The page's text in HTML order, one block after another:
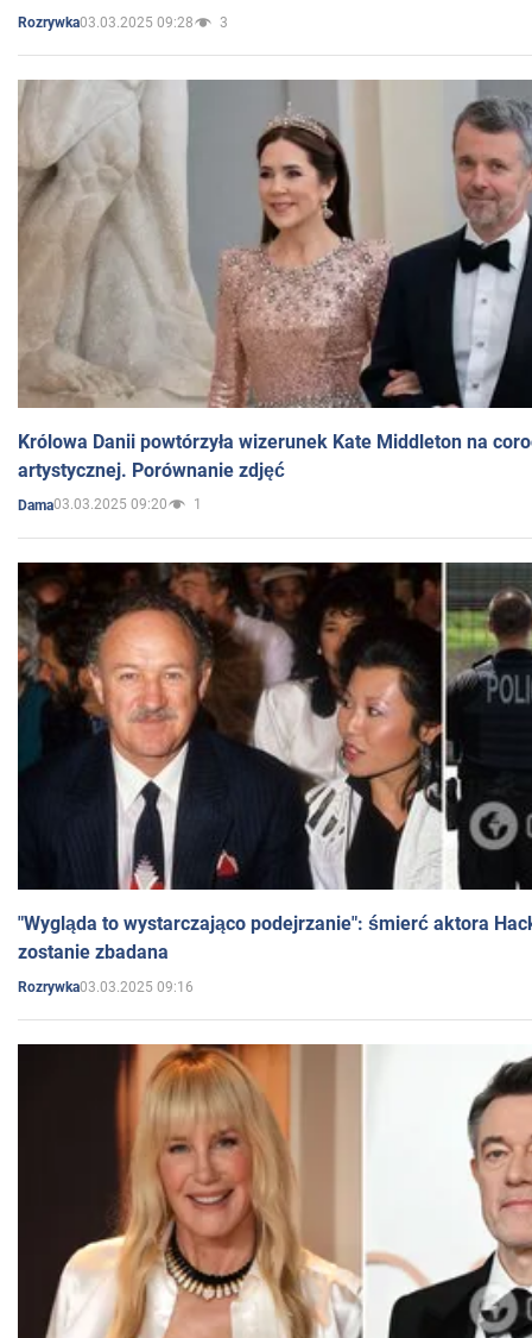
Rozrywka03.03.2025 09:28 3
Królowa Danii powtórzyła wizerunek Kate Middleton na
artystycznej. Porównanie zdjęć
Dama03.03.2025 09:20 1
"Wygląda to wystarczająco podejrzanie": śmierć aktora
zostanie zbadana
Rozrywka03.03.2025 09:16